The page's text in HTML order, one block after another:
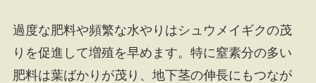
過度な肥料や頻繁な水やりはシュウメイギクの茂
りを促進して増殖を早めます。特に窒素分の多い
肥料は葉ばかりが茂り、地下茎の伸長にもつなが